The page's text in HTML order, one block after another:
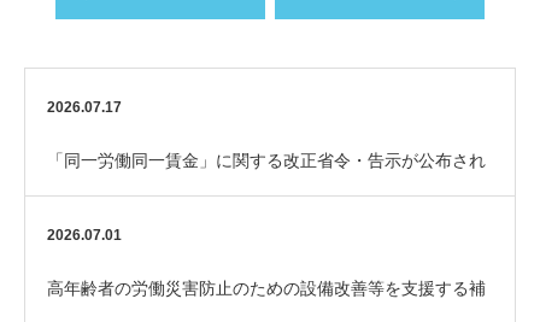
2026.07.17
「同一労働同一賃金」に関する改正省令・告示が公布され
ました
2026.07.01
高年齢者の労働災害防止のための設備改善等を支援する補